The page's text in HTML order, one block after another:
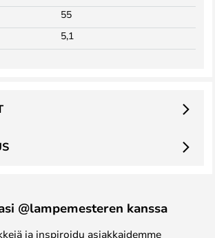
55
5,1
@lampemesteren kanssa
ja inspiroidu asiakkaidemme